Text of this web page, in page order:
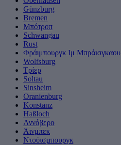
Günzburg
Bremen
Μπότροπ
Schwangau
Rust
Φράιμπουργκ Ιμ Μπράισγκαου
Wolfsburg
Τρίερ
Soltau
Sinsheim
Oranienburg
Konstanz
Haßloch
Αννόβερο
Άινμπεκ
Ντούισμπουργκ